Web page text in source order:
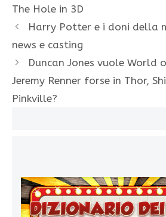
The Hole in 3D
Harry Potter e i doni della
news e casting
Duncan Jones vuole World
Jeremy Renner forse in Thor,
Pinkville?